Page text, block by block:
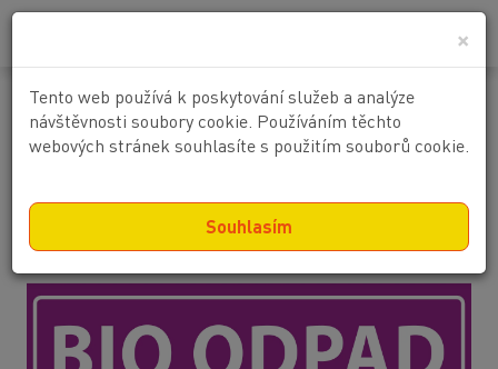
×
Tento web používá k poskytování služeb a analýze
návštěvnosti soubory cookie. Používáním těchto
webových stránek souhlasíte s použitím souborů cookie.
Souhlasím
BIO odpad